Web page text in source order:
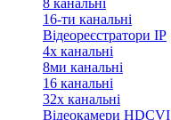
16-ти канальні
Відеореєстратори IP
4х канальні
8ми канальні
16 канальні
32x канальні
Відеокамери HDCVI